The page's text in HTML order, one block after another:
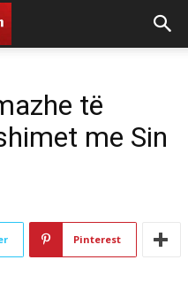
të
me Sin
Pinterest